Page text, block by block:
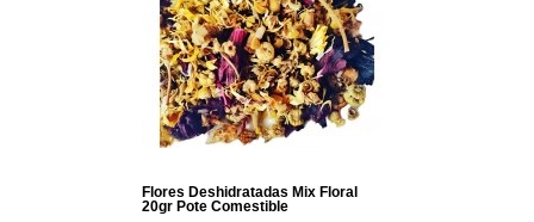
Flores Deshidratadas Mix Floral
20gr Pote Comestible